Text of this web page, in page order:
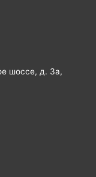
шоссе, д. 3а,